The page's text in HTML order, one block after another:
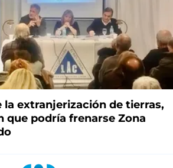
la extranjerización de tierras,
que podría frenarse Zona